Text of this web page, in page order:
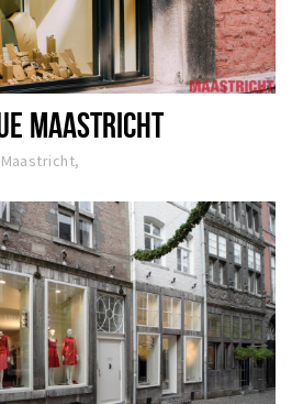
MAASTRICHT